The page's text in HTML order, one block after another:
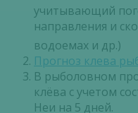
учитывающий
направления и
водоемах и др.)
Прогноз клева
В рыболовном
клёва с учетом
Неи на 5 дней.